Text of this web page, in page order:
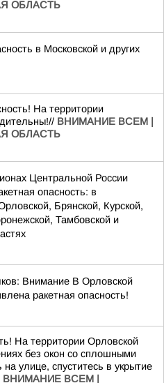
ОБЛАСТЬ
в Московской и других
На территории
ВНИМАНИЕ ВСЕМ |
ОБЛАСТЬ
Центральной России
опасность: в
Брянской, Курской,
Тамбовской и
Внимание В Орловской
ракетная опасность!
На территории Орловской
без окон со сплошными
улице, спуститесь в укрытие
ВНИМАНИЕ ВСЕМ |